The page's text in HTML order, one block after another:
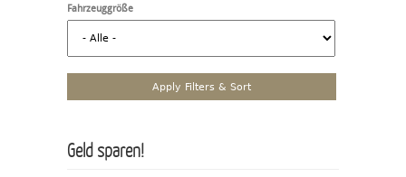
Fahrzeuggröße
Geld sparen!